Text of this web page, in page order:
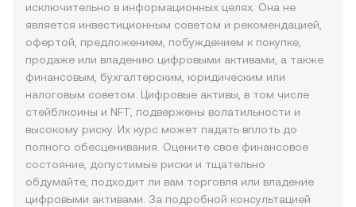
исключительно в информационных целях. Она не
является инвестиционным советом и рекомендацией,
офертой, предложением, побуждением к покупке,
продаже или владению цифровыми активами, а также
финансовым, бухгалтерским, юридическим или
налоговым советом. Цифровые активы, в том числе
стейблкоины и NFT, подвержены волатильности и
высокому риску. Их курс может падать вплоть до
полного обесценивания. Оцените свое финансовое
состояние, допустимые риски и тщательно
обдумайте, подходит ли вам торговля или владение
цифровыми активами. За подробной консультацией